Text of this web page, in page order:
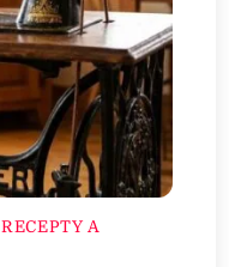
RECEPTY A